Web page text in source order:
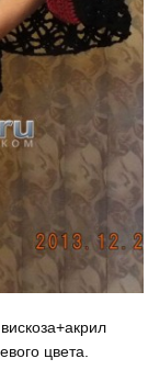
цвета.